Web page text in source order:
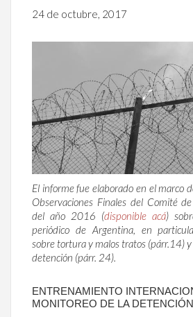
24 de octubre, 2017
El informe fue elaborado en el marco
Observaciones Finales del Comité
del año 2016 (disponible acá)
periódico de Argentina, en
sobre tortura y malos tratos (párr.14)
detención (párr. 24).
ENTRENAMIENTO
MONITOREO DE LA DETENCIÓN